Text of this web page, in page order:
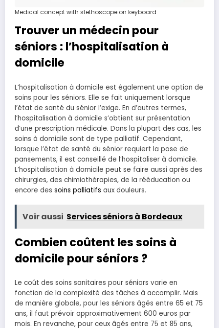
Medical concept with stethoscope on keyboard
Trouver un médecin pour
séniors : l’hospitalisation à
domicile
L’hospitalisation à domicile est également une option de
soins pour les séniors. Elle se fait uniquement lorsque
l’état de santé du sénior l’exige. En d’autres termes,
l’hospitalisation à domicile s’obtient sur présentation
d’une prescription médicale. Dans la plupart des cas, les
soins à domicile sont de type palliatif. Cependant,
lorsque l’état de santé du sénior requiert la pose de
pansements, il est conseillé de l’hospitaliser à domicile.
L’hospitalisation à domicile peut se faire aussi après des
chirurgies, des chimiothérapies, de la rééducation ou
encore des soins palliatifs aux douleurs.
Voir aussi Services séniors à Bordeaux
Combien coûtent les soins à
domicile pour séniors ?
Le coût des soins sanitaires pour séniors varie en
fonction de la complexité des tâches à accomplir. Mais
de manière globale, pour les séniors âgés entre 65 et 75
ans, il faut prévoir approximativement 600 euros par
mois. En revanche, pour ceux âgés entre 75 et 85 ans,